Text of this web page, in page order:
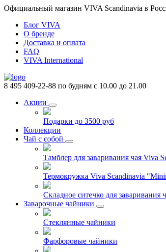
Официальный магазин VIVA Scandinavia в
Блог VIVA
О бренде
Доставка и оплата
FAQ
VIVA International
8 495 409-22-88 по будням с 10.00 до 21.00
Акции
Подарки до 3500 руб
Коллекции
Чай с собой
Тамблер для заваривания чая Viva
Термокружка Viva Scandinavia
Складное ситечко для
Заварочные чайники
Стеклянные чайники
Фарфоровые чайники